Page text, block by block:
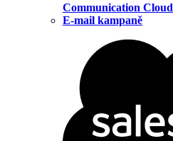
Communication Cloud
E-mail kampaně